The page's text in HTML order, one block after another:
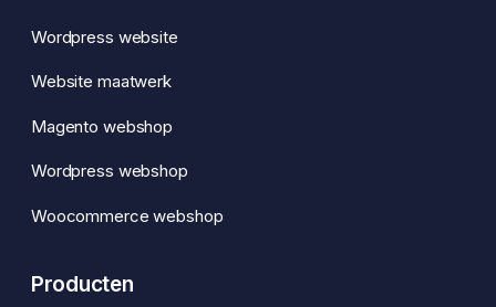
Wordpress website
Website maatwerk
Magento webshop
Wordpress webshop
Woocommerce webshop
Producten